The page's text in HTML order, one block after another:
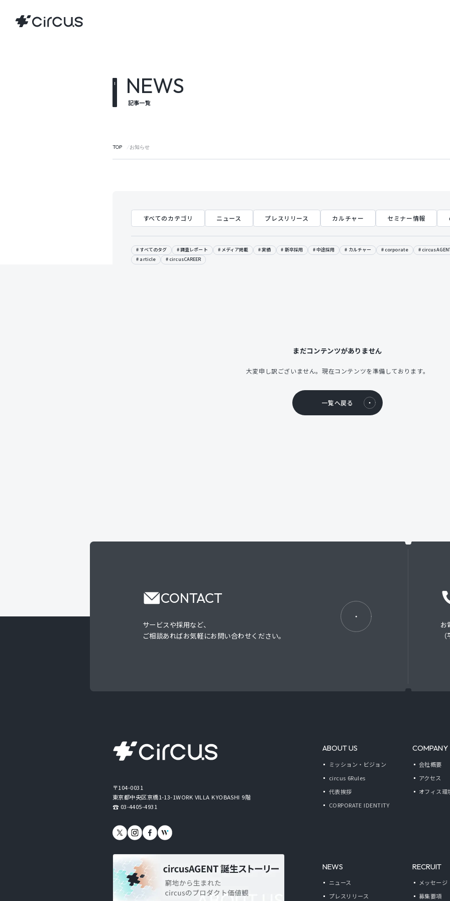
NEWS
記事一覧
TOP お知らせ
すべてのカテゴリ ニュース プレスリリース カルチャー セミナー情報
すべてのタグ 調査レポート メディア掲載 実績 新卒採用 中途採用 カルチャー corporate
article
circusCAREER
まだコンテンツがありません
大変申し訳ございません。現在コンテンツを準備しております。
一覧へ戻る
CONTACT
サービスや採用など、
ご相談あればお気軽にお問い合わせください。
お
〒104-0031
東京都中央区京橋1-13-1WORK VILLA KYOBASHI 9階
03-4405-4931
ABOUT US
ミッション・ビジョン
circus 6Rules
代表挨拶
CORPORATE IDENTITY
COMPANY
会社概要
アクセス
オフィス環
NEWS
ニュース
プレスリリース
RECRUIT
メッセージ
募集要項